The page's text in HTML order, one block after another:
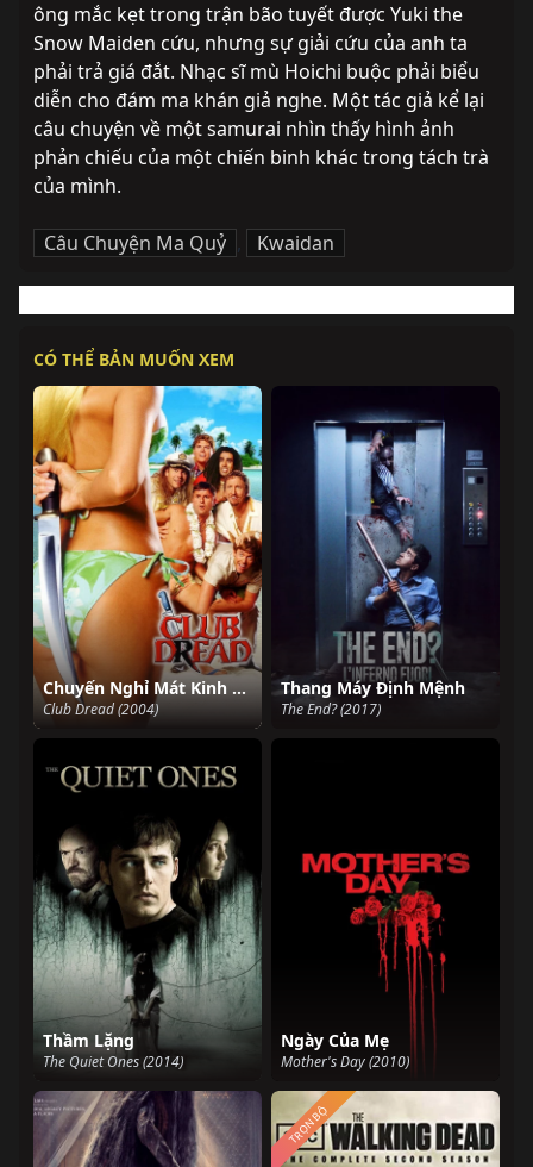
ông mắc kẹt trong trận bão tuyết được Yuki the
Snow Maiden cứu, nhưng sự giải cứu của anh ta
phải trả giá đắt. Nhạc sĩ mù Hoichi buộc phải biểu
diễn cho đám ma khán giả nghe. Một tác giả kể lại
câu chuyện về một samurai nhìn thấy hình ảnh
phản chiếu của một chiến binh khác trong tách trà
của mình.
Câu Chuyện Ma Quỷ , Kwaidan
CÓ THỂ BẢN MUỐN XEM
Chuyến Nghỉ Mát Kinh Hoàng
Club Dread (2004)
Thang Máy Định Mệnh
The End? (2017)
Thầm Lặng
The Quiet Ones (2014)
Ngày Của Mẹ
Mother's Day (2010)
TRỌN BỘ